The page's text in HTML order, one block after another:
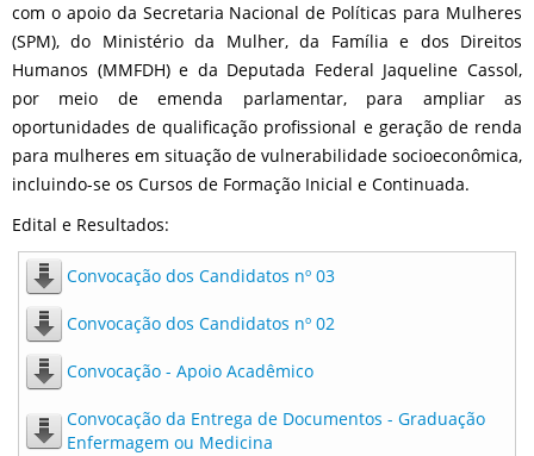
com o apoio da Secretaria Nacional de Políticas para Mulheres
(SPM), do Ministério da Mulher, da Família e dos Direitos
Humanos (MMFDH) e da Deputada Federal Jaqueline Cassol,
por meio de emenda parlamentar, para ampliar as
oportunidades de qualificação profissional e geração de renda
para mulheres em situação de vulnerabilidade socioeconômica,
incluindo-se os Cursos de Formação Inicial e Continuada.
Edital e Resultados:
Convocação dos Candidatos nº 03
Convocação dos Candidatos nº 02
Convocação - Apoio Acadêmico
Convocação da Entrega de Documentos - Graduação
Enfermagem ou Medicina